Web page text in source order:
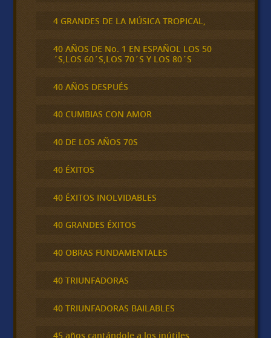
4 GRANDES DE LA MÚSICA TROPICAL,
40 AÑOS DE No. 1 EN ESPAÑOL LOS 50
´S,LOS 60´S,LOS 70´S Y LOS 80´S
40 AÑOS DESPUÉS
40 CUMBIAS CON AMOR
40 DE LOS AÑOS 70S
40 ÉXITOS
40 ÉXITOS INOLVIDABLES
40 GRANDES ÉXITOS
40 OBRAS FUNDAMENTALES
40 TRIUNFADORAS
40 TRIUNFADORAS BAILABLES
45 años cantándole a los inútiles